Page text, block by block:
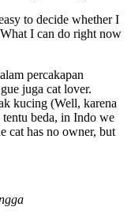
to decide whether I
I can do right now
percakapan
juga cat lover.
kucing (Well, karena
beda, in Indo we
cat has no owner, but